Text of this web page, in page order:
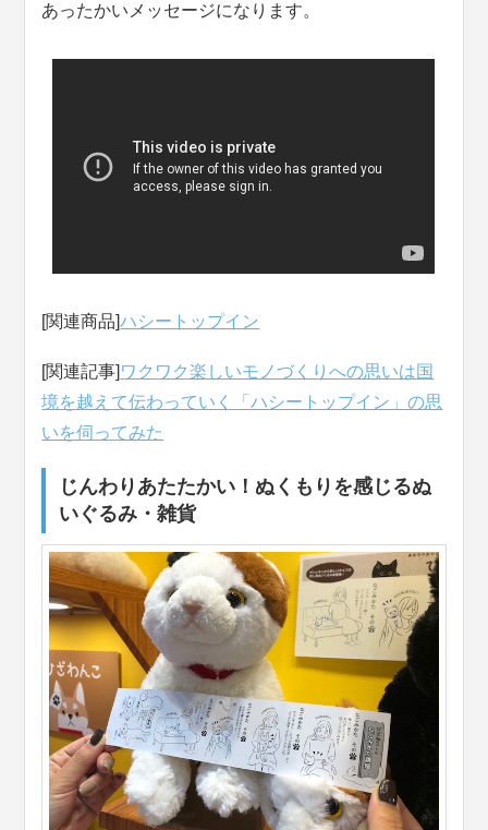
あったかいメッセージになります。
[関連商品]ハシートップイン
[関連記事] ワクワク楽しいモノづくりへの思いは国
境を越えて伝わっていく「ハシートップイン」の思
いを伺ってみた
じんわりあたたかい！ぬくもりを感じるぬ
いぐるみ・雑貨